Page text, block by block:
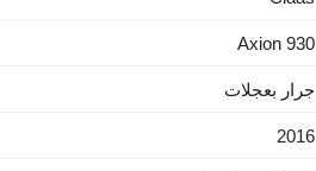
Axion 930
جرار بعجلات
2016